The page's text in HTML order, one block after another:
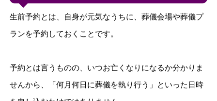
生前予約とは、自身が元気なうちに、葬儀会場や葬儀プ
ランを予約しておくことです。
予約とは言うものの、いつお亡くなりになるか分かりま
せんから、「何月何日に葬儀を執り行う」といった日時